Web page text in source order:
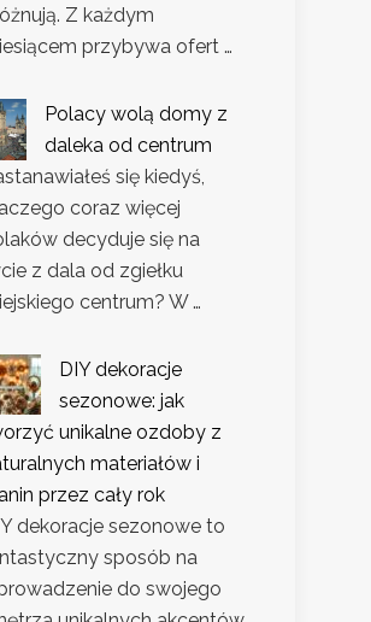
Z każdym
przybywa ofert …
Polacy wolą domy z
daleka od centrum
się kiedyś,
coraz więcej
decyduje się na
z dala od zgiełku
centrum? W …
DIY dekoracje
sezonowe: jak
unikalne ozdoby z
materiałów i
przez cały rok
dekoracje sezonowe to
sposób na
do swojego